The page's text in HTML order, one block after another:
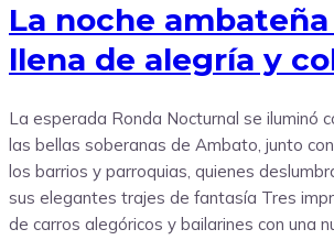
La noche
llena de alegría y
La esperada Ronda Nocturnal se iluminó
las bellas soberanas de Ambato, junto
los barrios y parroquias, quienes
sus elegantes trajes de fantasía Tres
de carros alegóricos y bailarines con una